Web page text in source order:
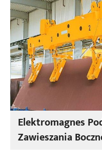
Elektromagnes
Zawieszania